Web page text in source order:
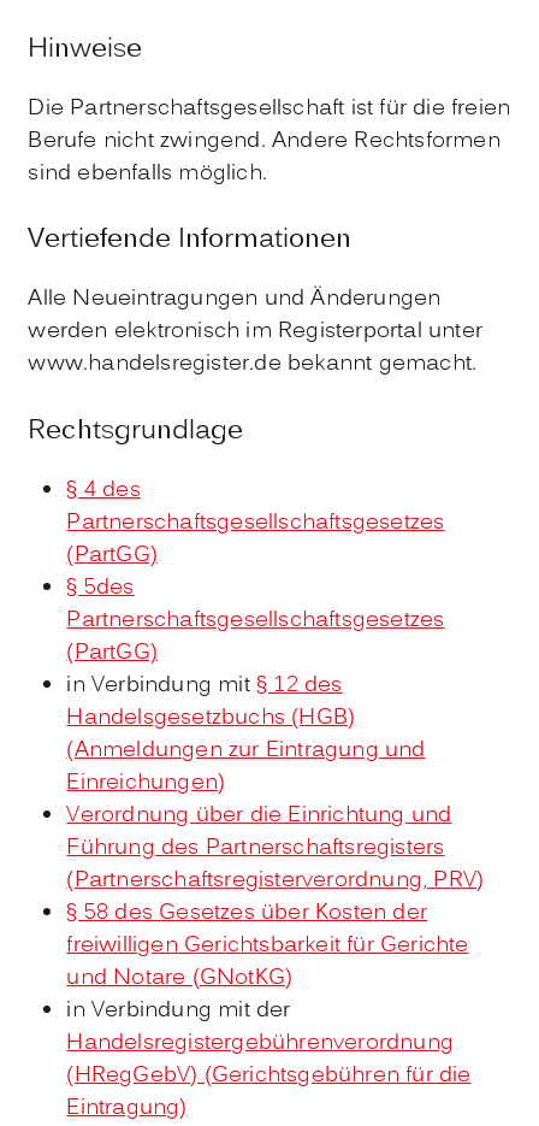
Hinweise
Die Partnerschaftsgesellschaft ist für die freien
Berufe nicht zwingend. Andere Rechtsformen
sind ebenfalls möglich.
Vertiefende Informationen
Alle Neueintragungen und Änderungen
werden elektronisch im Registerportal unter
www.handelsregister.de bekannt gemacht.
Rechtsgrundlage
§ 4 des
Partnerschaftsgesellschaftsgesetzes
(PartGG)
§ 5des
Partnerschaftsgesellschaftsgesetzes
(PartGG)
in Verbindung mit§ 12 des
Handelsgesetzbuchs (HGB)
(Anmeldungen zur Eintragung und
Einreichungen)
Verordnung über die Einrichtung und
Führung des Partnerschaftsregisters
(Partnerschaftsregisterverordnung, PRV)
§ 58 des Gesetzes über Kosten der
freiwilligen Gerichtsbarkeit für Gerichte
und Notare (GNotKG)
in Verbindung mit der
Handelsregistergebührenverordnung
(HRegGebV) (Gerichtsgebühren für die
Eintragung)